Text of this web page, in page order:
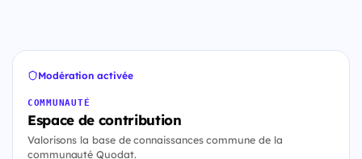
Modération activée
COMMUNAUTÉ
Espace de contribution
Valorisons la base de connaissances commune de la
communauté Quodat.